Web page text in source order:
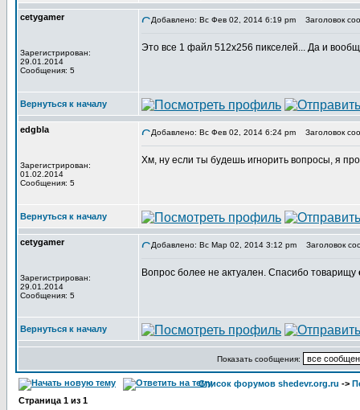
cetygamer
Зарегистрирован:
29.01.2014
Сообщения: 5
Добавлено: Вс Фев 02, 2014 6:19 pm Заголовок
Это все 1 файл 512х256 пикселей... Да и
Вернуться к началу
edgbla
Зарегистрирован:
01.02.2014
Сообщения: 5
Добавлено: Вс Фев 02, 2014 6:24 pm Заголовок
Хм, ну если ты будешь игнорить вопросы, я
Вернуться к началу
cetygamer
Зарегистрирован:
29.01.2014
Сообщения: 5
Добавлено: Вс Мар 02, 2014 3:12 pm Заголовок
Вопрос более не актуален. Спасибо товарищу
Вернуться к началу
Показать сообщения:
Список форумов shedevr.org.ru ->
Страница 1 из 1